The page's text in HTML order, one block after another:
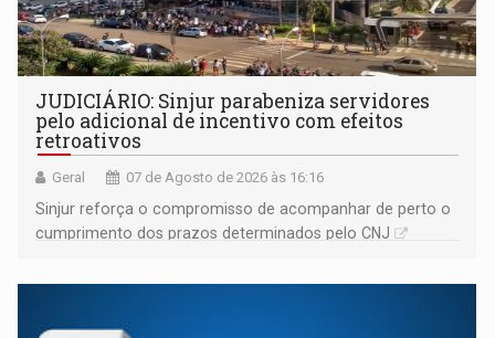
JUDICIÁRIO: Sinjur parabeniza servidores
pelo adicional de incentivo com efeitos
retroativos
Geral 07 de Agosto de 2026 às 16:16
Sinjur reforça o compromisso de acompanhar de perto o
cumprimento dos prazos determinados pelo CNJ